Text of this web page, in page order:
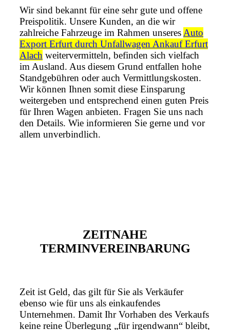
Wir sind bekannt für eine sehr gute und offene
Preispolitik. Unsere Kunden, an die wir
zahlreiche Fahrzeuge im Rahmen unseres Auto
Export Erfurt durch Unfallwagen Ankauf Erfurt
Alach weitervermitteln, befinden sich vielfach
im Ausland. Aus diesem Grund entfallen hohe
Standgebühren oder auch Vermittlungskosten.
Wir können Ihnen somit diese Einsparung
weitergeben und entsprechend einen guten Preis
für Ihren Wagen anbieten. Fragen Sie uns nach
den Details. Wie informieren Sie gerne und vor
allem unverbindlich.
ZEITNAHE
TERMINVEREINBARUNG
Zeit ist Geld, das gilt für Sie als Verkäufer
ebenso wie für uns als einkaufendes
Unternehmen. Damit Ihr Vorhaben des Verkaufs
keine reine Überlegung „für irgendwann“ bleibt,